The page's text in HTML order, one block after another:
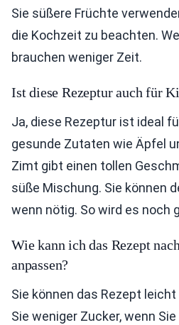
Sie süßere Früchte
die Kochzeit zu beachten.
brauchen weniger Zeit.
Ist diese Rezeptur auch für
Ja, diese Rezeptur ist ideal
gesunde Zutaten wie Äpfel
Zimt gibt einen tollen
süße Mischung. Sie können
wenn nötig. So wird es noch
Wie kann ich das Rezept
anpassen?
Sie können das Rezept
Sie weniger Zucker, wenn